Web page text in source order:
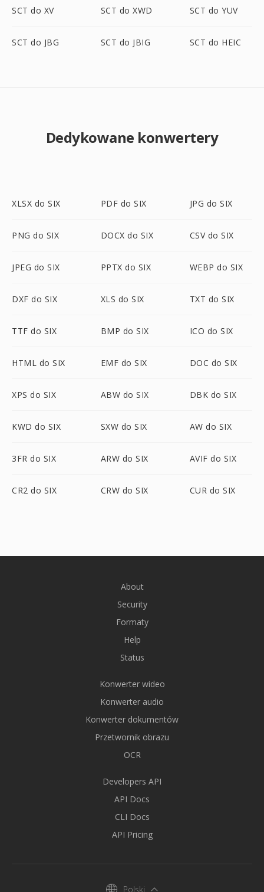
SCT do XV SCT do XWD SCT do YUV
SCT do JBG SCT do JBIG SCT do HEIC
Dedykowane konwertery
XLSX do SIX PDF do SIX JPG do SIX
PNG do SIX DOCX do SIX CSV do SIX
JPEG do SIX PPTX do SIX WEBP do SIX
DXF do SIX XLS do SIX TXT do SIX
TTF do SIX BMP do SIX ICO do SIX
HTML do SIX EMF do SIX DOC do SIX
XPS do SIX ABW do SIX DBK do SIX
KWD do SIX SXW do SIX AW do SIX
3FR do SIX ARW do SIX AVIF do SIX
CR2 do SIX CRW do SIX CUR do SIX
About
Security
Formaty
Help
Status
Konwerter wideo
Konwerter audio
Konwerter dokumentów
Przetwornik obrazu
OCR
Developers API
API Docs
CLI Docs
API Pricing
Polski